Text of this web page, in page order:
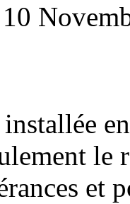
installée
le
et